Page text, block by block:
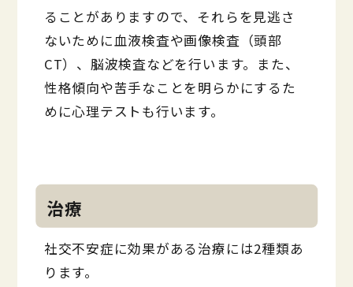
ることがありますので、それらを見逃さ
ないために血液検査や画像検査（頭部
CT）、脳波検査などを行います。また、
性格傾向や苦手なことを明らかにするた
めに心理テストも行います。
治療
社交不安症に効果がある治療には2種類あ
ります。